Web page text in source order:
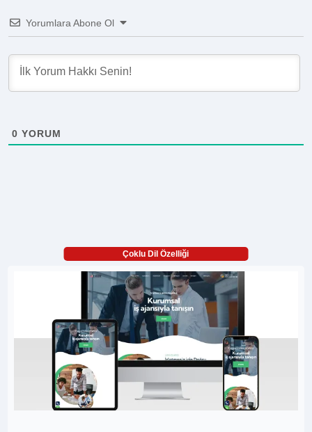
Yorumlara Abone Ol
0 YORUM
Çoklu Dil Özelliği